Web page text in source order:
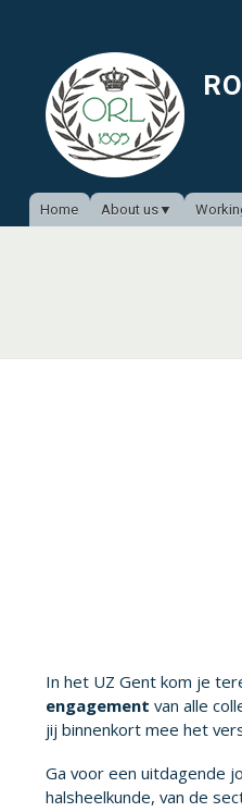
Home About us
In het UZ Gent kom je
engagement van alle
jij binnenkort mee het
Ga voor een uitdagende
halsheelkunde, van de